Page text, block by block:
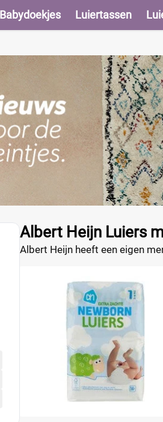
Babydoekjes Luiertassen
Albert Heijn Luiers
Albert Heijn heeft een eigen